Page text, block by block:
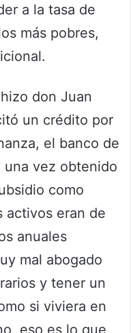
a la tasa de
más pobres,
don Juan
un crédito por
el banco de
una vez obtenido
como
activos eran de
anuales
mal abogado
y tener un
si viviera en
eso es lo que